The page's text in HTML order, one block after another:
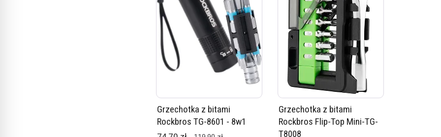
Grzechotka z bitami
Rockbros TG-8601 - 8w1
Grzechotka z bitami
Rockbros Flip-Top Mini-TG-
T8008